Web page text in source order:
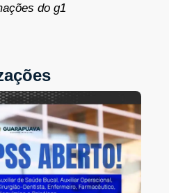
do g1